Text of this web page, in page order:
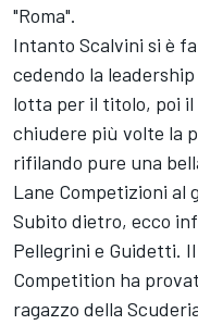
"Roma".
Intanto Scalvini si è
cedendo la
lotta per il titolo, poi il
chiudere più volte la
rifilando pure una
Lane Competizioni al
Subito dietro, ecco
Pellegrini e Guidetti.
Competition ha
ragazzo della